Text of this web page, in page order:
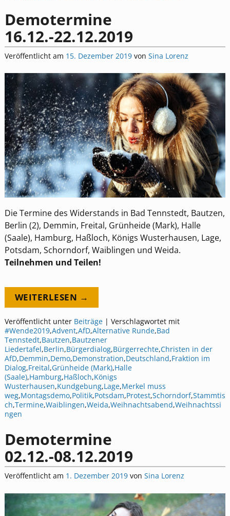
Demotermine
16.12.-22.12.2019
Veröffentlicht am 15. Dezember 2019 von Sina Lorenz
Die Termine des Widerstands in Bad Tennstedt, Bautzen,
Berlin (2), Demmin, Freital, Grünheide (Mark), Halle
(Saale), Hamburg, Haßloch, Königs Wusterhausen, Lage,
Potsdam, Schorndorf, Waiblingen und Weida.
Teilnehmen und Teilen!
WEITERLESEN →
Veröffentlicht unter Beiträge| Verschlagwortet mit
#Wende2019,Advent,AfD,Alternative Runde,Bad
Tennstedt,Bautzen,Bautzener
Liedertafel,Berlin,Bürgerdialog,Bürgerrechte,Christen in der
AfD,Demmin,Demo,Demonstration,Deutschland,Fraktion im
Dialog,Freital,Grünheide (Mark),Halle
(Saale),Hamburg,Haßloch,Königs
Wusterhausen,Kundgebung,Lage,Merkel muss
weg,Montagsdemo,Politik,Potsdam,Protest,Schorndorf,Stammtis
ch,Termine,Waiblingen,Weida,Weihnachtsabend,Weihnachtssi
ngen
Demotermine
02.12.-08.12.2019
Veröffentlicht am 1. Dezember 2019 von Sina Lorenz